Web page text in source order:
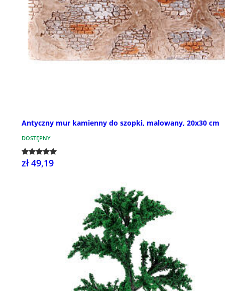
Antyczny mur kamienny do szopki, malowany, 20x30 cm
DOSTĘPNY
zł 49,19